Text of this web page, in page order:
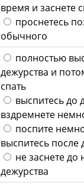
время и заснете
проснетесь
обычного
полностью
дежурства и
спать
выспитесь до
вздремнете
поспите
выспитесь после
не заснете до
дежурства